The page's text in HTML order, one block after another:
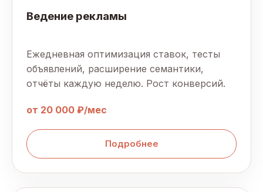
Ведение рекламы
Ежедневная оптимизация ставок, тесты
объявлений, расширение семантики,
отчёты каждую неделю. Рост конверсий.
от 20 000 ₽/мес
Подробнее